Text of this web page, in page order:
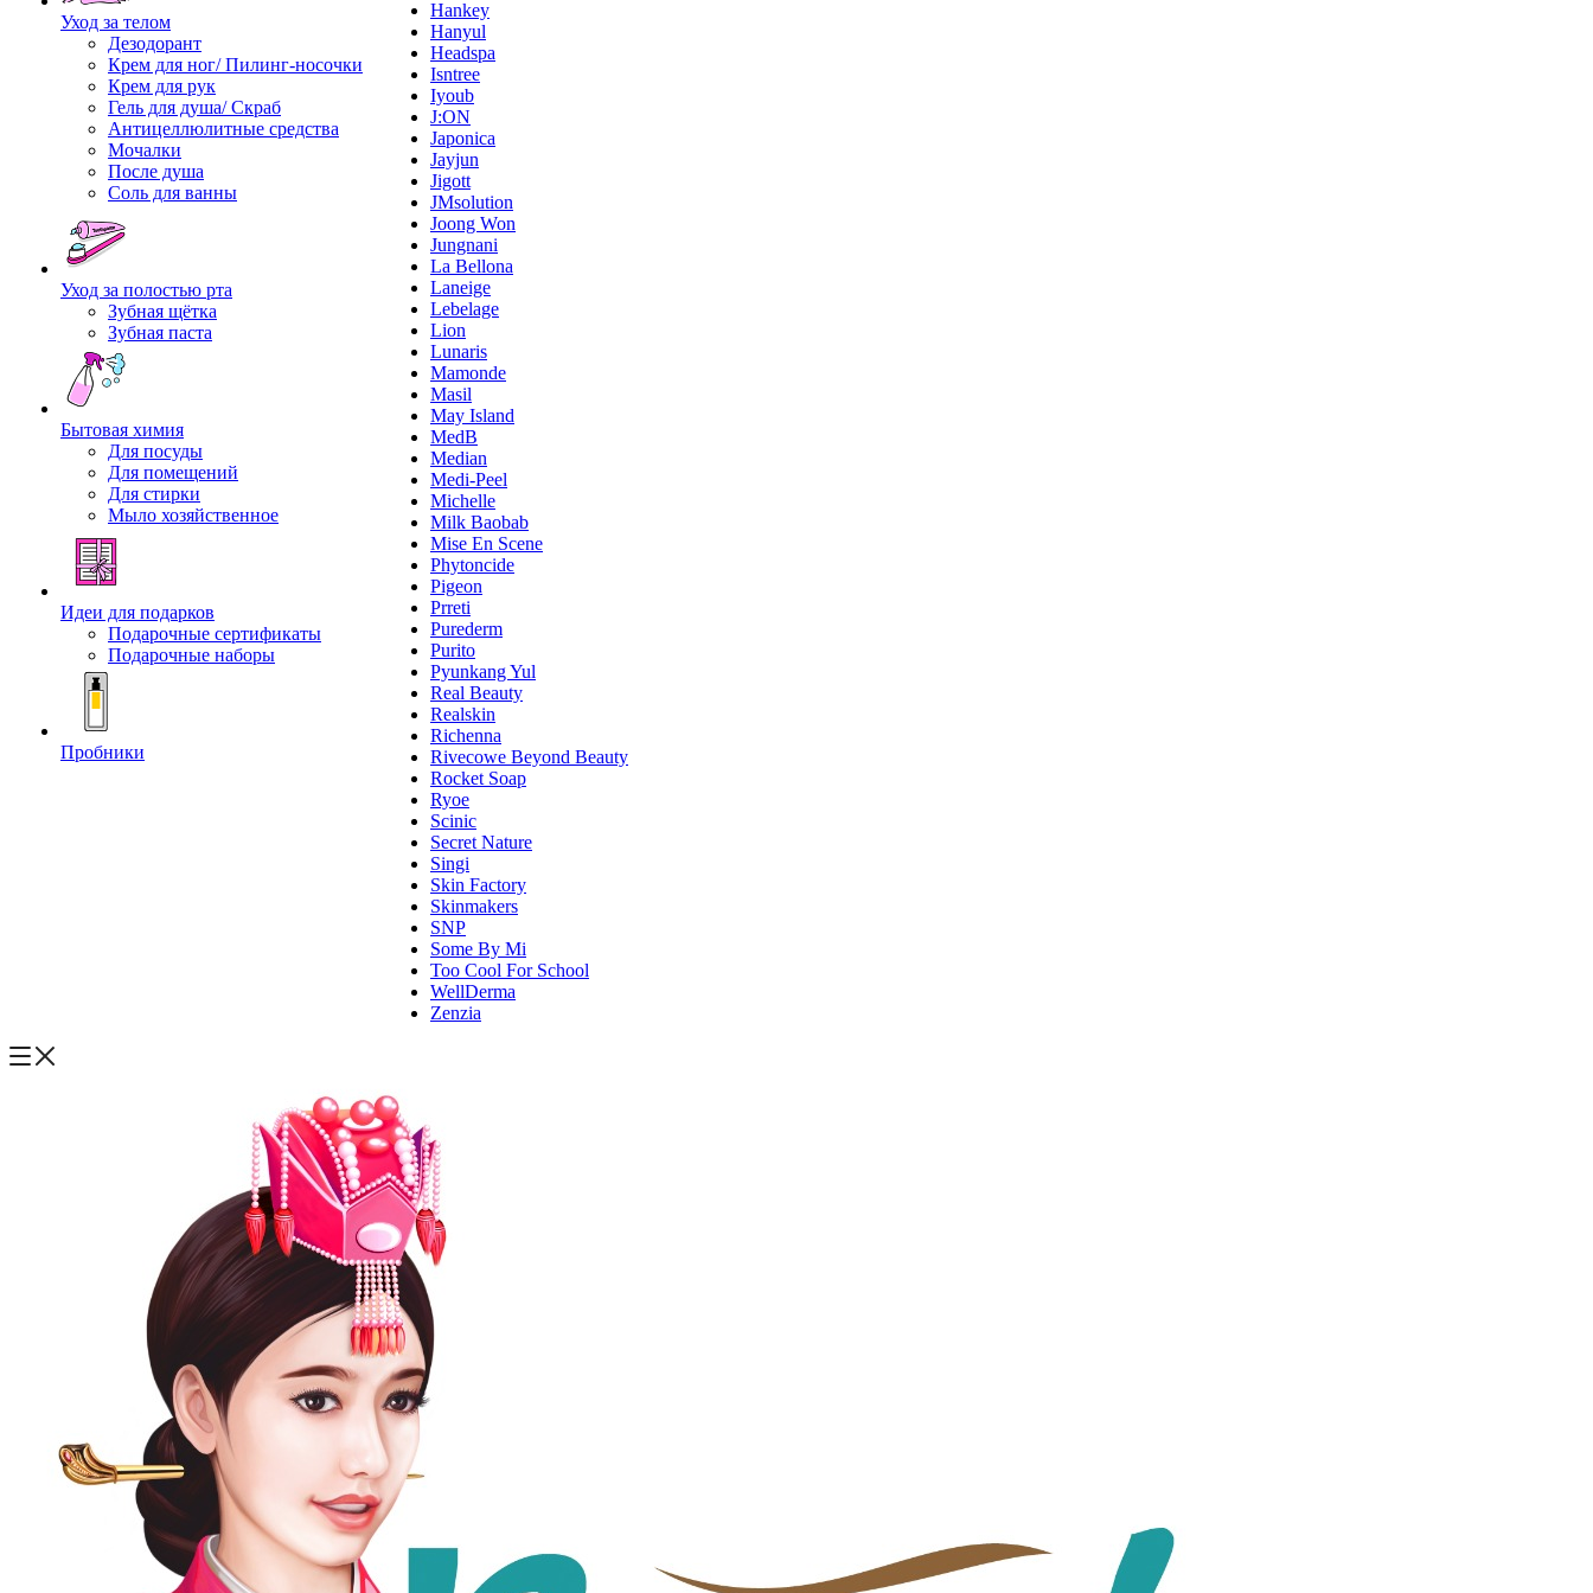
Уход за телом
Дезодорант
Крем для ног/ Пилинг-носочки
Крем для рук
Гель для душа/ Скраб
Антицеллюлитные средства
Мочалки
После душа
Соль для ванны
Уход за полостью рта
Зубная щётка
Зубная паста
Бытовая химия
Для посуды
Для помещений
Для стирки
Мыло хозяйственное
Идеи для подарков
Подарочные сертификаты
Подарочные наборы
Пробники
Hankey
Hanyul
Headspa
Isntree
Iyoub
J:ON
Japonica
Jayjun
Jigott
JMsolution
Joong Won
Jungnani
La Bellona
Laneige
Lebelage
Lion
Lunaris
Mamonde
Masil
May Island
MedB
Median
Medi-Peel
Michelle
Milk Baobab
Mise En Scene
Phytoncide
Pigeon
Prreti
Purederm
Purito
Pyunkang Yul
Real Beauty
Realskin
Richenna
Rivecowe Beyond Beauty
Rocket Soap
Ryoe
Scinic
Secret Nature
Singi
Skin Factory
Skinmakers
SNP
Some By Mi
Too Cool For School
WellDerma
Zenzia